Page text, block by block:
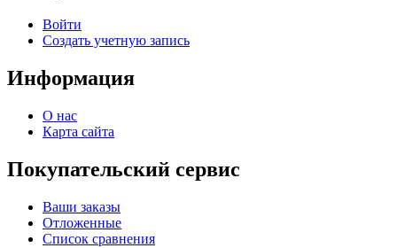
Войти
Создать учетную запись
Информация
О нас
Карта сайта
Покупательский сервис
Ваши заказы
Отложенные
Список сравнения